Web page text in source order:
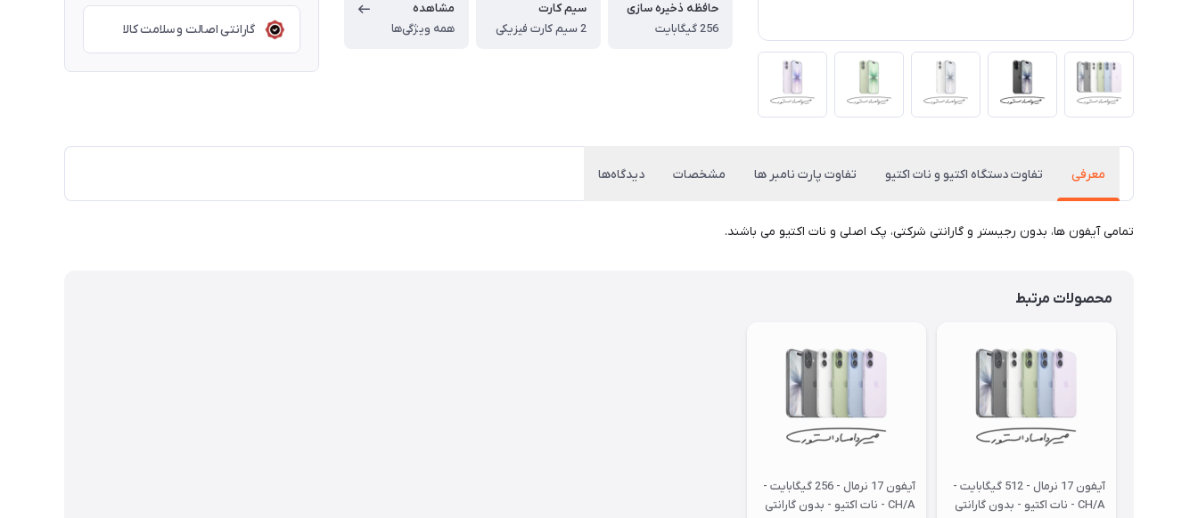
حافظه ذخیره سازی
256 گیگابایت
سیم کارت
2 سیم کارت فیزیکی
مشاهده
همه ویژگی‌ها
گارانتی اصالت و سلامت کالا
معرفی تفاوت دستگاه اکتیو و نات اکتیو تفاوت پارت نامبر ها مشخصات دیدگاه‌ها
تمامی آیفون ها، بدون رجیستر و گارانتی شرکتی، پک اصلی و نات اکتیو می باشند.
محصولات مرتبط
آیفون 17 نرمال - 512 گیگابایت -
CH/A - نات اکتیو - بدون گارانتی
آیفون 17 نرمال - 256 گیگابایت -
CH/A - نات اکتیو - بدون گارانتی